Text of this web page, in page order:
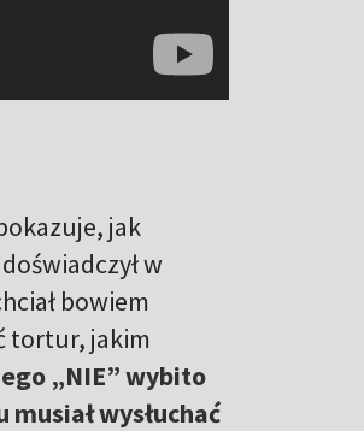
jak
w
bowiem
tortur, jakim
„NIE” wybito
wysłuchać